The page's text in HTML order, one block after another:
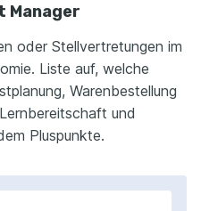
Manager
oder Stellvertretungen im
Liste auf, welche
Warenbestellung
und
Pluspunkte.